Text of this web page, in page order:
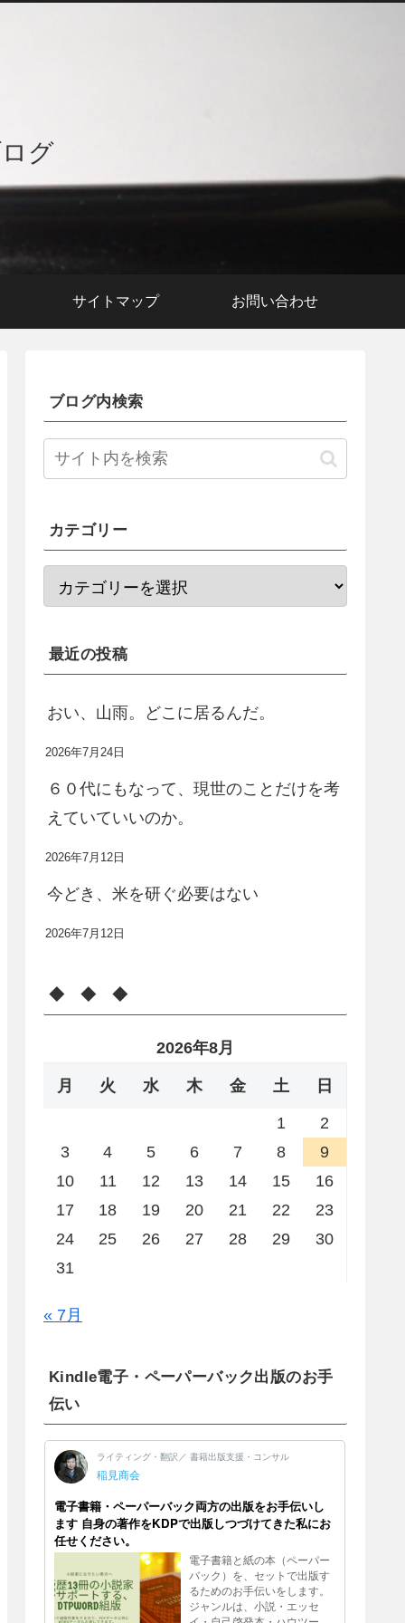
グ
サイトマップ お問い合わせ
ブログ内検索
カテゴリー
最近の投稿
おい、山雨。どこに居るんだ。
2026年7月24日
６０代にもなって、現世のことだけを考
えていていいのか。
2026年7月12日
今どき、米を研ぐ必要はない
2026年7月12日
◆ ◆ ◆
2026年8月
月 火 水 木 金 土 日
1
2
3
4 5 6 7 8
9
10
11 12 13 14 15
16
17
18 19 20 21 22
23
24
25 26 27 28 29
30
31
« 7月
Kindle電子・ペーパーバック出版のお手
伝い